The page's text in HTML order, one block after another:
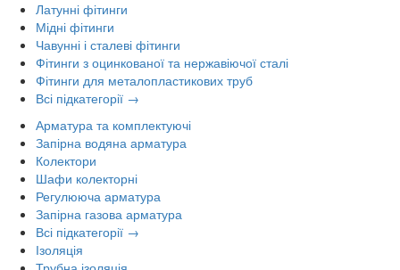
Латунні фітинги
Мідні фітинги
Чавунні і сталеві фітинги
Фітинги з оцинкованої та нержавіючої сталі
Фітинги для металопластикових труб
Всі підкатегорії →
Арматура та комплектуючі
Запірна водяна арматура
Колектори
Шафи колекторні
Регулююча арматура
Запірна газова арматура
Всі підкатегорії →
Ізоляція